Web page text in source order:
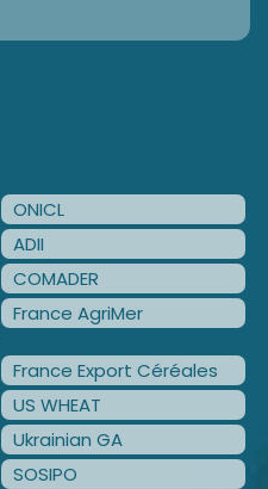
ONICL
ADII
COMADER
France AgriMer
France Export Céréales
US WHEAT
Ukrainian GA
SOSIPO